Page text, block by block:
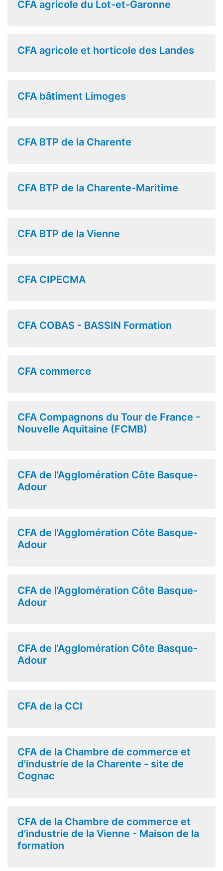
CFA agricole du Lot-et-Garonne
CFA agricole et horticole des Landes
CFA bâtiment Limoges
CFA BTP de la Charente
CFA BTP de la Charente-Maritime
CFA BTP de la Vienne
CFA CIPECMA
CFA COBAS - BASSIN Formation
CFA commerce
CFA Compagnons du Tour de France -
Nouvelle Aquitaine (FCMB)
CFA de l'Agglomération Côte Basque-
Adour
CFA de l'Agglomération Côte Basque-
Adour
CFA de l'Agglomération Côte Basque-
Adour
CFA de l'Agglomération Côte Basque-
Adour
CFA de la CCI
CFA de la Chambre de commerce et
d'industrie de la Charente - site de
Cognac
CFA de la Chambre de commerce et
d'industrie de la Vienne - Maison de la
formation